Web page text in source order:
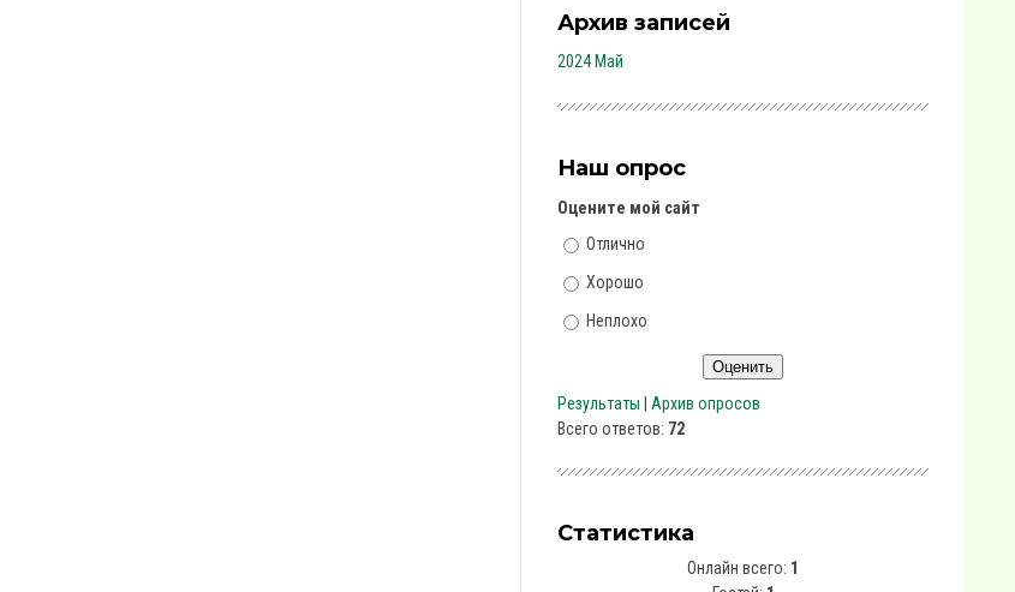
Архив записей
2024 Май
Наш опрос
Оцените мой сайт
Отлично
Хорошо
Неплохо
Результаты
Архив опросов
Всего ответов: 72
Статистика
Онлайн всего: 1